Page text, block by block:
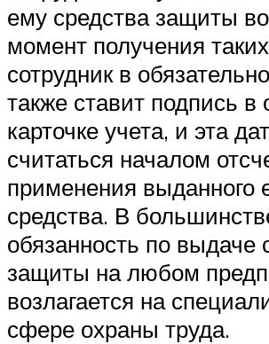
ему средства защиты
момент получения
сотрудник в
также ставит подпись в
карточке учета, и эта
считаться началом
применения выданного
средства. В
обязанность по выдаче
защиты на любом
возлагается на
сфере охраны труда.